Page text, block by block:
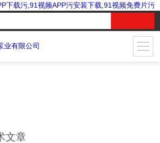
下载污,91视频APP污安装下载,91视频免费片污
文章